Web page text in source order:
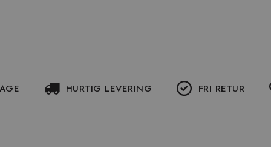
HURTIG LEVERING FRI RETUR